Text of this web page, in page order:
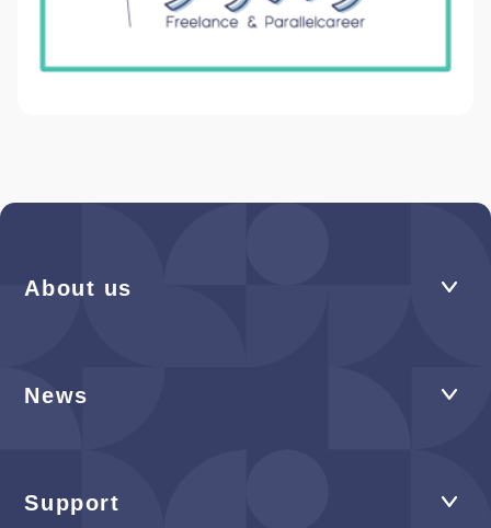
About us
News
Support